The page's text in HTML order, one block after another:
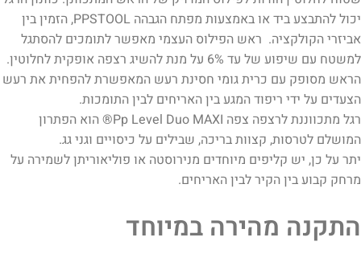
יכול להתבצע ביד או באמצעות מפתח הגבהה PPSTOOL, הזמין בין
אביזרי הקולקציה. ראש הפילוס העצמי מאפשר לתומכים להסתגל
למשטח עם שיפוע של עד 6% על מנת להשיג רצפה אופקית לחלוטין.
הראש מסופק עם כרית גומי חסינת רעש המאפשרת להפחית את רעש
הצעדים על ידי ריפוד המגע בין האריחים לבין התומכות.
רגל מתכווננת לרצפה צפה Pp Level Duo MAXI® הוא הפתרון
המושלם לטרסות, קצוות בריכה, שבילים על כיסויים וגני גג.
יתר על כן, יש קליפים מיוחדים מנירוסטה או פוליאוריתן לשמירה על
מרחק קבוע בין הקיר לבין האריחים.
התקנה מהירה במיוחד